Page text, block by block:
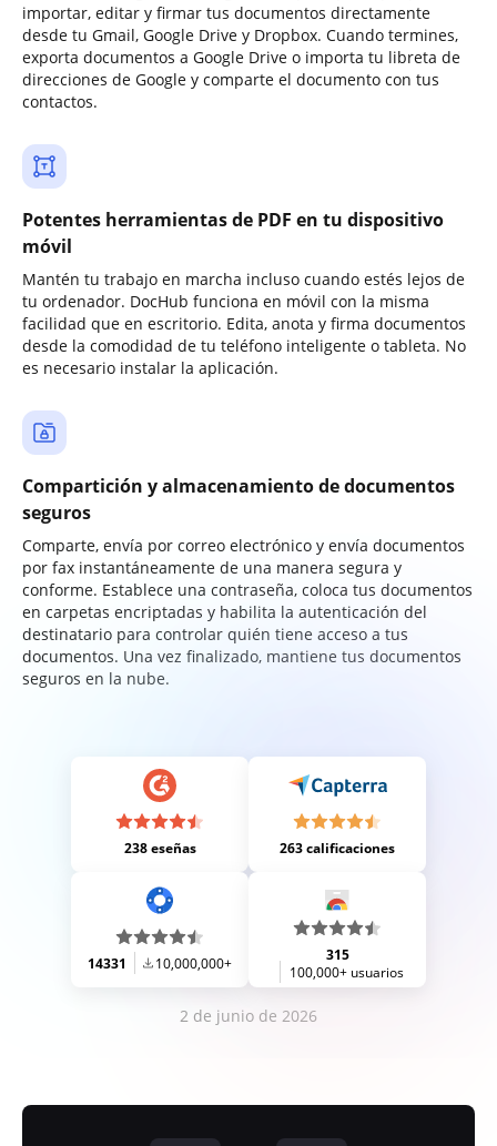
importar, editar y firmar tus documentos directamente
desde tu Gmail, Google Drive y Dropbox. Cuando termines,
exporta documentos a Google Drive o importa tu libreta de
direcciones de Google y comparte el documento con tus
contactos.
Potentes herramientas de PDF en tu dispositivo
móvil
Mantén tu trabajo en marcha incluso cuando estés lejos de
tu ordenador. DocHub funciona en móvil con la misma
facilidad que en escritorio. Edita, anota y firma documentos
desde la comodidad de tu teléfono inteligente o tableta. No
es necesario instalar la aplicación.
Compartición y almacenamiento de documentos
seguros
Comparte, envía por correo electrónico y envía documentos
por fax instantáneamente de una manera segura y
conforme. Establece una contraseña, coloca tus documentos
en carpetas encriptadas y habilita la autenticación del
destinatario para controlar quién tiene acceso a tus
documentos. Una vez finalizado, mantiene tus documentos
seguros en la nube.
238 eseñas 263 calificaciones
14331 10,000,000+
315
100,000+ usuarios
2 de junio de 2026